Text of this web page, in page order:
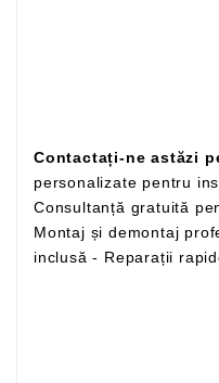
Contactați-ne astăzi
personalizate pentru
Consultanță gratuită
Montaj și demontaj
inclusă - Reparații